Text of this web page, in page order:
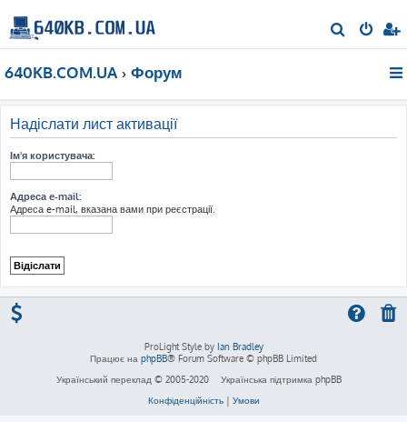
о
640KB.COM.UA Форум
Надіслати лист активації
Ім'я користувача:
Адреса e-mail:
Адреса e-mail, вказана вами при реєстрації.
ProLight Style by Ian Bradley
Працює на phpBB® Forum Software © phpBB Limited
Український переклад © 2005-2020
Українська підтримка phpBB
Конфіденційність| Умови